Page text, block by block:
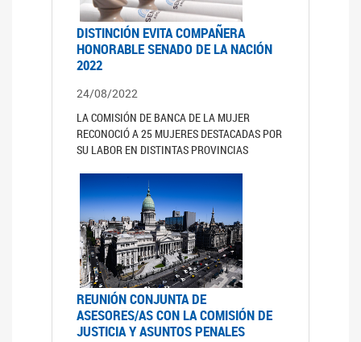
DISTINCIÓN EVITA COMPAÑERA
HONORABLE SENADO DE LA NACIÓN
2022
24/08/2022
LA COMISIÓN DE BANCA DE LA MUJER
RECONOCIÓ A 25 MUJERES DESTACADAS POR
SU LABOR EN DISTINTAS PROVINCIAS
REUNIÓN CONJUNTA DE
ASESORES/AS CON LA COMISIÓN DE
JUSTICIA Y ASUNTOS PENALES